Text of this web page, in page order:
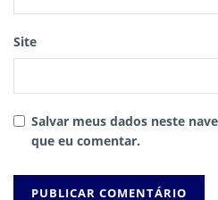
Site
Salvar meus dados neste
que eu comentar.